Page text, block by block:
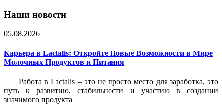
Наши новости
05.08.2026
Карьера в Lactalis: Откройте Новые Возможности в Мире
Молочных Продуктов и Питания
Работа в Lactalis – это не просто место для заработка, это
путь к развитию, стабильности и участию в создании
значимого продукта